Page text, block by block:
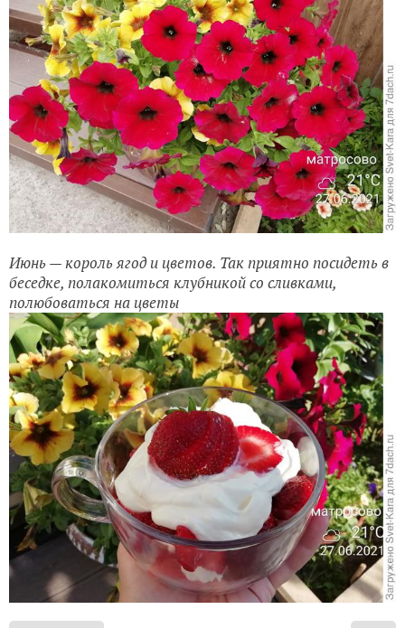
Июнь — король ягод и цветов. Так приятно посидеть в
беседке, полакомиться клубникой со сливками,
полюбоваться на цветы